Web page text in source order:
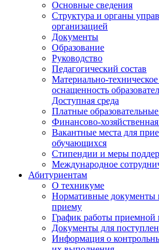
Основные сведения
Структура и органы
организацией
Документы
Образование
Руководство
Педагогический состав
Материально-
оснащенность
Доступная среда
Платные
Финансово-хозяйственная
Вакантные места для
обучающихся
Стипендии и меры
Международное
Абитуриентам
О техникуме
Нормативные документы
приему
График работы приемной
Документы для
Информация о